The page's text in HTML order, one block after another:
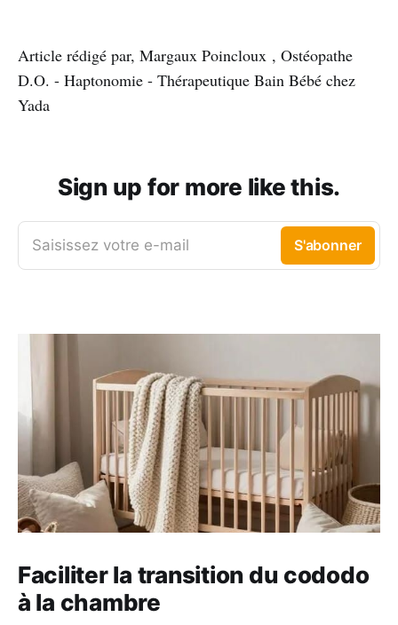
Article rédigé par, Margaux Poincloux , Ostéopathe
D.O. - Haptonomie - Thérapeutique Bain Bébé chez
Yada
Sign up for more like this.
Saisissez votre e-mail S'abonner
Faciliter la transition du cododo
à la chambre